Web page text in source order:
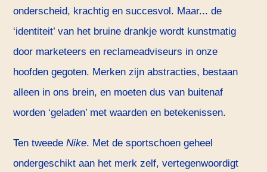
onderscheid, krachtig en succesvol. Maar... de
‘identiteit’ van het bruine drankje wordt kunstmatig
door marketeers en reclameadviseurs in onze
hoofden gegoten. Merken zijn abstracties, bestaan
alleen in ons brein, en moeten dus van buitenaf
worden ‘geladen’ met waarden en betekenissen.
Ten tweedeNike. Met de sportschoen geheel
ondergeschikt aan het merk zelf, vertegenwoordigt